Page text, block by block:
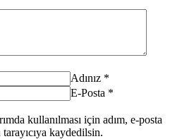
Adınız *
E-Posta *
kullanılması için adım, e-posta
kaydedilsin.